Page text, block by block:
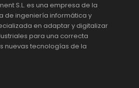
S.L. es una empresa de la
de ingeniería informática y
en adaptar y digitalizar
para una correcta
nuevas tecnologías de la